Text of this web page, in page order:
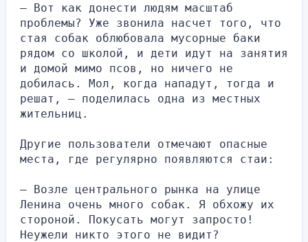
— Вот как донести людям масштаб
проблемы? Уже звонила насчет того, что
стая собак облюбовала мусорные баки
рядом со школой, и дети идут на занятия
и домой мимо псов, но ничего не
добилась. Мол, когда нападут, тогда и
решат, — поделилась одна из местных
жительниц.
Другие пользователи отмечают опасные
места, где регулярно появляются стаи:
— Возле центрального рынка на улице
Ленина очень много собак. Я обхожу их
стороной. Покусать могут запросто!
Неужели никто этого не видит?